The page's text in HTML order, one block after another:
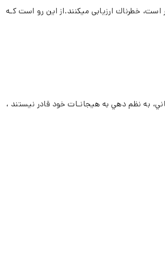
است، خطرناك ارزيابی میکنند.از اين رو است كـه
به نظم دهي به هيجانـات خود قادر نيستند ،